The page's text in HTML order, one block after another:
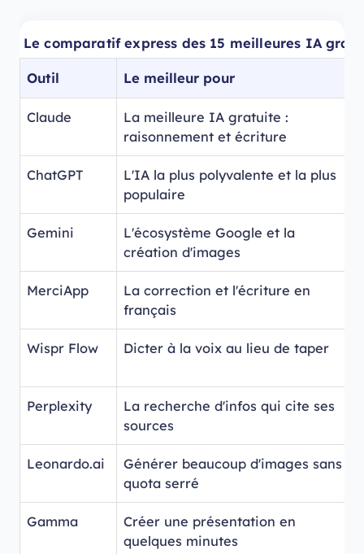
Le comparatif express des 15 meilleures IA
Outil Le meilleur pour
Claude
La meilleure IA gratuite :
raisonnement et écriture
ChatGPT
L'IA la plus polyvalente et la plus
populaire
Gemini
L'écosystème Google et la
création d'images
MerciApp
La correction et l'écriture en
français
Wispr Flow Dicter à la voix au lieu de taper
Perplexity
La recherche d'infos qui cite ses
sources
Leonardo.ai
Générer beaucoup d'images sans
quota serré
Gamma
Créer une présentation en
quelques minutes